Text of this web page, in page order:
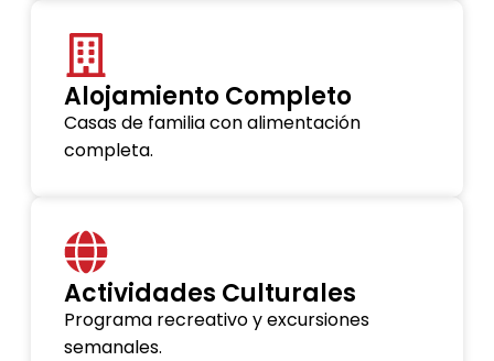
Alojamiento Completo
Casas de familia con alimentación
completa.
Actividades Culturales
Programa recreativo y excursiones
semanales.